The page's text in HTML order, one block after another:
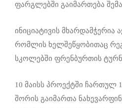
ფარგლებში გაიმართება
ინიციატივის მხარდამჭერია
რომლის ხელშეწყობითაც
სკოლებში ფრენბურთის
10 მაისს პროექტში ჩართულ
შორის გაიმართა